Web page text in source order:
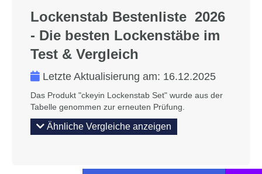
Lockenstab Bestenliste 2026
- Die besten Lockenstäbe im
Test & Vergleich
Letzte Aktualisierung am: 16.12.2025
Das Produkt "ckeyin Lockenstab Set" wurde aus der
Tabelle genommen zur erneuten Prüfung.
Ähnliche Vergleiche anzeigen